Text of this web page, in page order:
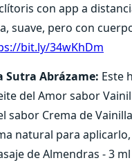
con app a
suave, pero con
bit.ly/34wKhDm
Sutra Abrázame: Este
del Amor sabor
sabor Crema de
natural para aplicarlo,
de Almendras - 3